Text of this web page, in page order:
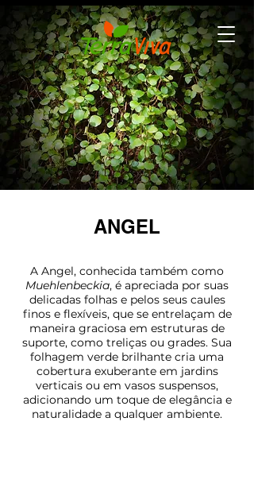
ANGEL
A Angel, conhecida também como
Muehlenbeckia, é apreciada por suas
delicadas folhas e pelos seus caules
finos e flexíveis, que se entrelaçam de
maneira graciosa em estruturas de
suporte, como treliças ou grades. Sua
folhagem verde brilhante cria uma
cobertura exuberante em jardins
verticais ou em vasos suspensos,
adicionando um toque de elegância e
naturalidade a qualquer ambiente.